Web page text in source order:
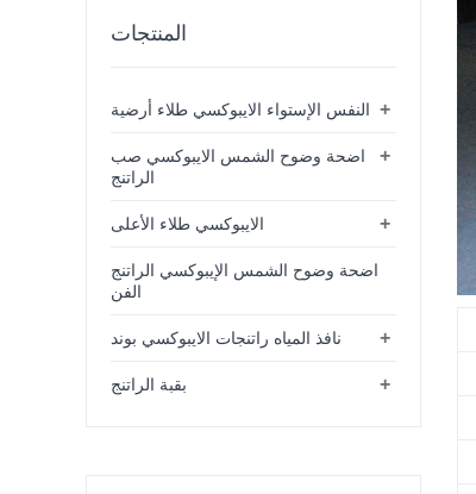
المنتجات
+ النفس الإستواء الايبوكسي طلاء أرضية
+
اضحة وضوح الشمس الايبوكسي صب
الراتنج
+ الايبوكسي طلاء الأعلى
اضحة وضوح الشمس الإيبوكسي الراتنج
الفن
+ نافذ المياه راتنجات الايبوكسي بوند
+ بقبة الراتنج